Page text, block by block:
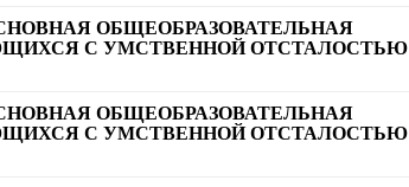
ОБЩЕОБРАЗОВАТЕЛЬНАЯ
С УМСТВЕННОЙ ОТСТАЛОСТЬЮ
ОБЩЕОБРАЗОВАТЕЛЬНАЯ
С УМСТВЕННОЙ ОТСТАЛОСТЬЮ